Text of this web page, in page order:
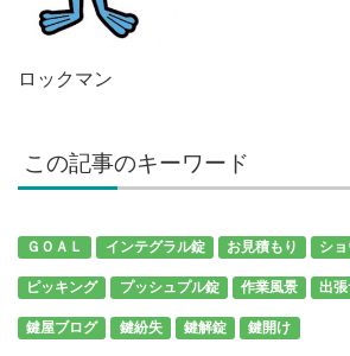
ロックマン
この記事のキーワード
ＧＯＡＬ インテグラル錠 お見積もり シ
ピッキング プッシュプル錠 作業風景 出
鍵屋ブログ 鍵紛失 鍵解錠 鍵開け